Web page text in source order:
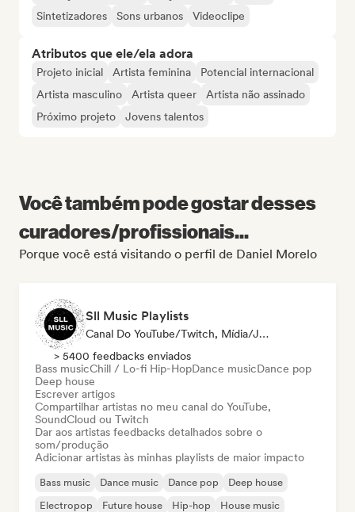
Sintetizadores Sons urbanos Videoclipe
Atributos que ele/ela adora
Projeto inicial Artista feminina
Potencial internacional
Artista masculino
Artista queer
Artista não assinado
Próximo projeto
Jovens talentos
Você também pode gostar desses
curadores/profissionais...
Porque você está visitando o perfil de Daniel Morelo
Sll Music Playlists
Canal Do YouTube/Twitch, Mídia/Jornalista, Playlist, Especialista Em Som
> 5400 feedbacks enviados
Bass musicChill / Lo-fi Hip-HopDance musicDance pop
Deep house
Escrever artigos
Compartilhar artistas no meu canal do YouTube,
SoundCloud ou Twitch
Dar aos artistas feedbacks detalhados sobre o
som/produção
Adicionar artistas às minhas playlists de maior impacto
Bass music Dance music Dance pop
Deep house
Electropop
Future house Hip-hop House music